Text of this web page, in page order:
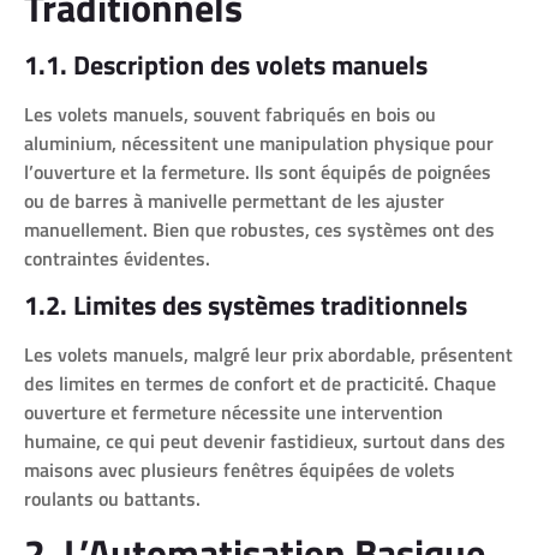
1.1. Description des volets manuels
Les volets manuels, souvent fabriqués en bois ou
aluminium, nécessitent une manipulation physique pour
l’ouverture et la fermeture. Ils sont équipés de poignées
ou de barres à manivelle permettant de les ajuster
manuellement. Bien que robustes, ces systèmes ont des
contraintes évidentes.
1.2. Limites des systèmes traditionnels
Les volets manuels, malgré leur prix abordable, présentent
des limites en termes de confort et de practicité. Chaque
ouverture et fermeture nécessite une intervention
humaine, ce qui peut devenir fastidieux, surtout dans des
maisons avec plusieurs fenêtres équipées de volets
roulants ou battants.